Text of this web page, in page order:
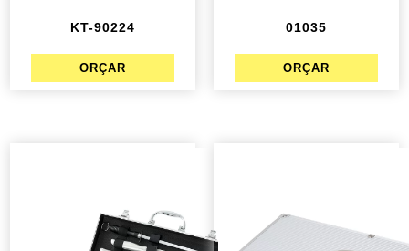
KT-90224 01035